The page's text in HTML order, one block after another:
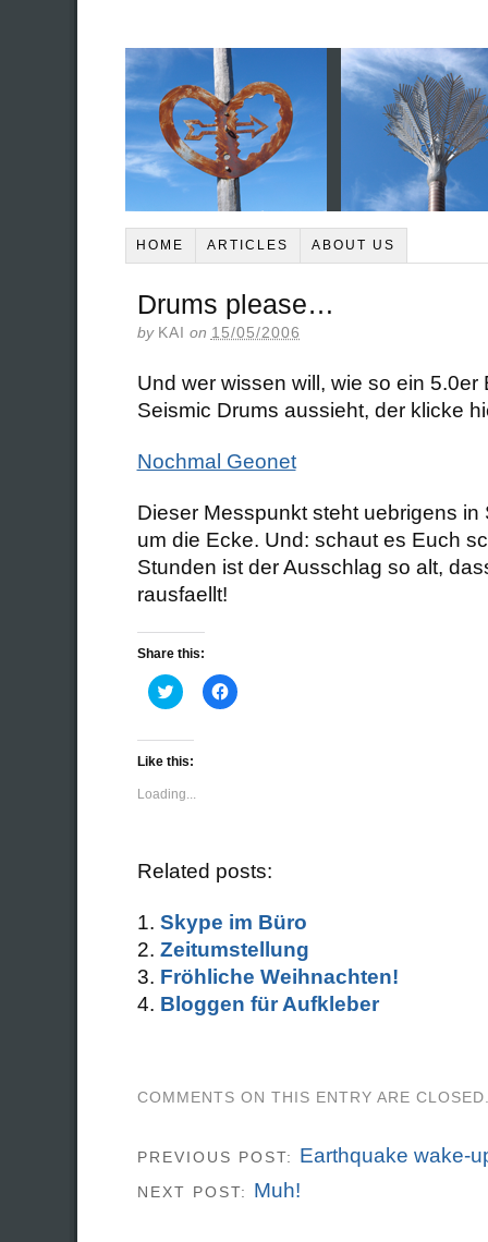
HOME ARTICLES ABOUT US
Drums please…
by KAI on 15/05/2006
Und wer wissen will, wie so ein 5.0er
Seismic Drums aussieht, der klicke
Nochmal Geonet
Dieser Messpunkt steht uebrigens in
um die Ecke. Und: schaut es Euch
Stunden ist der Ausschlag so alt,
rausfaellt!
Share this:
Click
to
Twitter
(Opens
new
window)
Click
to
Like this:
Loading...
Related posts:
Skype im Büro
Zeitumstellung
Fröhliche Weihnachten!
Bloggen für Aufkleber
COMMENTS ON THIS ENTRY ARE
PREVIOUS POST: Earthquake wake-
NEXT POST: Muh!